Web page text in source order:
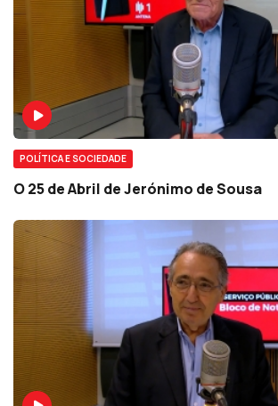
POLÍTICA E SOCIEDADE
O 25 de Abril de Jerónimo de Sousa